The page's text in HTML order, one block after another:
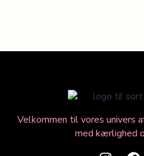
Velkommen til vores univers
med kærlighed